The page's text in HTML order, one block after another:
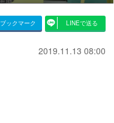
ブックマーク LINEで送る
2019.11.13 08:00